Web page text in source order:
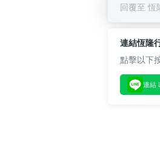
回覆至 恆
連結恆隆
點擊以下
連結